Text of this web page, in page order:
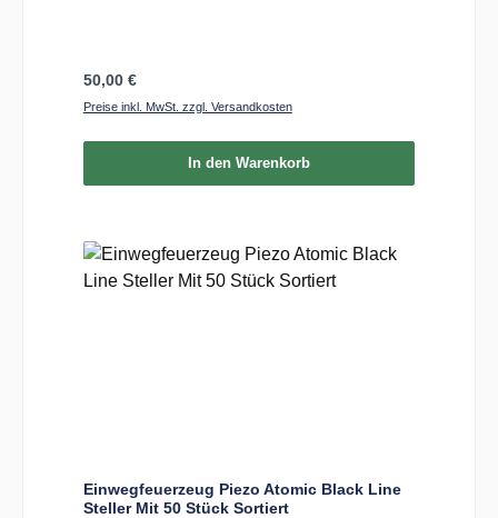
Regulärer Preis:
50,00 €
Preise inkl. MwSt. zzgl. Versandkosten
In den Warenkorb
Einwegfeuerzeug Piezo Atomic Black Line
Steller Mit 50 Stück Sortiert